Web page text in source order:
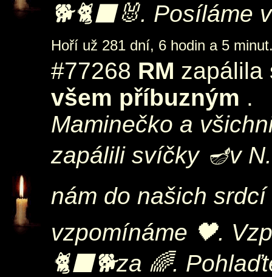
🐕🐈‍⬛🐰. Posíláme
Hoří už 281 dní, 6 hodin a 5
#77268 RM
všem příbuzným .
Maminečko a
zapálili svíčky 🪔v
nám do našich
vzpomínáme 🖤.
🐈‍⬛🐕za 🌈.